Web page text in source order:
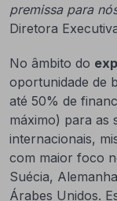
premissa para
Diretora
No âmbito do
oportunidade de
até 50% de
máximo) para as
internacionais,
com maior foco
Suécia,
Árabes Unidos.